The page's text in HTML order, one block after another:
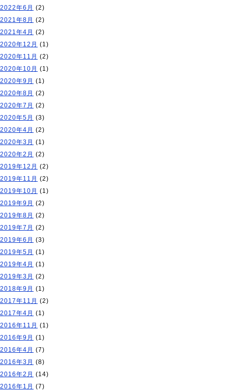
2022年6月 (2)
2021年8月 (2)
2021年4月 (2)
2020年12月 (1)
2020年11月 (2)
2020年10月 (1)
2020年9月 (1)
2020年8月 (2)
2020年7月 (2)
2020年5月 (3)
2020年4月 (2)
2020年3月 (1)
2020年2月 (2)
2019年12月 (2)
2019年11月 (2)
2019年10月 (1)
2019年9月 (2)
2019年8月 (2)
2019年7月 (2)
2019年6月 (3)
2019年5月 (1)
2019年4月 (1)
2019年3月 (2)
2018年9月 (1)
2017年11月 (2)
2017年4月 (1)
2016年11月 (1)
2016年9月 (1)
2016年4月 (7)
2016年3月 (8)
2016年2月 (14)
2016年1月 (7)